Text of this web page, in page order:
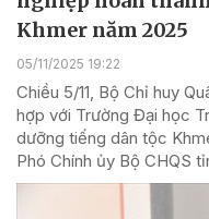
Khmer năm 2025
05/11/2025 19:22
Chiều 5/11, Bộ Chỉ huy
hợp với Trường Đại học
dưỡng tiếng dân tộc
Phó Chính ủy Bộ CHQS